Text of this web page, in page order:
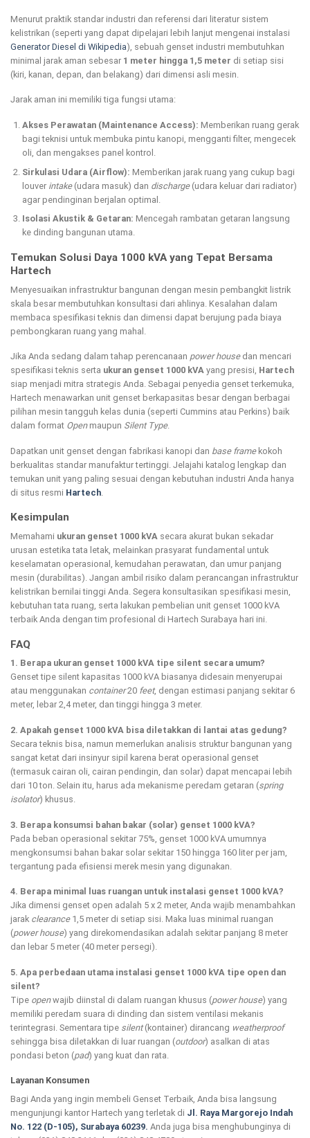
Menurut praktik standar industri dan referensi dari literatur sistem
kelistrikan (seperti yang dapat dipelajari lebih lanjut mengenai instalasi
Generator Diesel di Wikipedia), sebuah genset industri membutuhkan
minimal jarak aman sebesar 1 meter hingga 1,5 meter di setiap sisi
(kiri, kanan, depan, dan belakang) dari dimensi asli mesin.
Jarak aman ini memiliki tiga fungsi utama:
Akses Perawatan (Maintenance Access): Memberikan ruang gerak
bagi teknisi untuk membuka pintu kanopi, mengganti filter, mengecek
oli, dan mengakses panel kontrol.
Sirkulasi Udara (Airflow): Memberikan jarak ruang yang cukup bagi
louver intake(udara masuk) dan discharge(udara keluar dari radiator)
agar pendinginan berjalan optimal.
Isolasi Akustik & Getaran: Mencegah rambatan getaran langsung
ke dinding bangunan utama.
Temukan Solusi Daya 1000 kVA yang Tepat Bersama
Hartech
Menyesuaikan infrastruktur bangunan dengan mesin pembangkit listrik
skala besar membutuhkan konsultasi dari ahlinya. Kesalahan dalam
membaca spesifikasi teknis dan dimensi dapat berujung pada biaya
pembongkaran ruang yang mahal.
Jika Anda sedang dalam tahap perencanaan power housedan mencari
spesifikasi teknis serta ukuran genset 1000 kVA yang presisi, Hartech
siap menjadi mitra strategis Anda. Sebagai penyedia genset terkemuka,
Hartech menawarkan unit genset berkapasitas besar dengan berbagai
pilihan mesin tangguh kelas dunia (seperti Cummins atau Perkins) baik
dalam format Openmaupun Silent Type.
Dapatkan unit genset dengan fabrikasi kanopi dan base framekokoh
berkualitas standar manufaktur tertinggi. Jelajahi katalog lengkap dan
temukan unit yang paling sesuai dengan kebutuhan industri Anda hanya
di situs resmi Hartech
Kesimpulan
Memahami ukuran genset 1000 kVA secara akurat bukan sekadar
urusan estetika tata letak, melainkan prasyarat fundamental untuk
keselamatan operasional, kemudahan perawatan, dan umur panjang
mesin (durabilitas). Jangan ambil risiko dalam perancangan infrastruktur
kelistrikan bernilai tinggi Anda. Segera konsultasikan spesifikasi mesin,
kebutuhan tata ruang, serta lakukan pembelian unit genset 1000 kVA
terbaik Anda dengan tim profesional di Hartech Surabaya hari ini.
FAQ
1. Berapa ukuran genset 1000 kVA tipe silent secara umum?
Genset tipe silent kapasitas 1000 kVA biasanya didesain menyerupai
atau menggunakan container20 feet, dengan estimasi panjang sekitar 6
meter, lebar 2,4 meter, dan tinggi hingga 3 meter.
2. Apakah genset 1000 kVA bisa diletakkan di lantai atas gedung?
Secara teknis bisa, namun memerlukan analisis struktur bangunan yang
sangat ketat dari insinyur sipil karena berat operasional genset
(termasuk cairan oli, cairan pendingin, dan solar) dapat mencapai lebih
dari 10 ton. Selain itu, harus ada mekanisme peredam getaran (spring
isolator) khusus.
3. Berapa konsumsi bahan bakar (solar) genset 1000 kVA?
Pada beban operasional sekitar 75%, genset 1000 kVA umumnya
mengkonsumsi bahan bakar solar sekitar 150 hingga 160 liter per jam,
tergantung pada efisiensi merek mesin yang digunakan.
4. Berapa minimal luas ruangan untuk instalasi genset 1000 kVA?
Jika dimensi genset open adalah 5 x 2 meter, Anda wajib menambahkan
jarak clearance1,5 meter di setiap sisi. Maka luas minimal ruangan
(power house) yang direkomendasikan adalah sekitar panjang 8 meter
dan lebar 5 meter (40 meter persegi).
5. Apa perbedaan utama instalasi genset 1000 kVA tipe open dan
silent?
Tipe openwajib diinstal di dalam ruangan khusus (power house) yang
memiliki peredam suara di dinding dan sistem ventilasi mekanis
terintegrasi. Sementara tipe silent(kontainer) dirancang weatherproof
sehingga bisa diletakkan di luar ruangan (outdoor) asalkan di atas
pondasi beton (pad) yang kuat dan rata.
Layanan Konsumen
Bagi Anda yang ingin membeli Genset Terbaik, Anda bisa langsung
mengunjungi kantor Hartech yang terletak di Jl. Raya Margorejo Indah
No. 122 (D-105), Surabaya 60239. Anda juga bisa menghubunginya di